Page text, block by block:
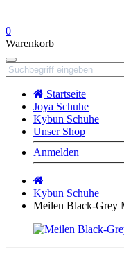
0
Warenkorb
Navigation
Startseite
Joya Schuhe
Kybun Schuhe
Unser Shop
Anmelden
Kybun Schuhe
Meilen Black-Grey